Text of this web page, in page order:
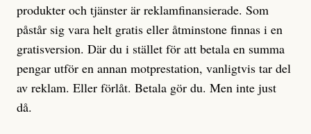
produkter och tjänster är reklamfinansierade. Som
påstår sig vara helt gratis eller åtminstone finnas i en
gratisversion. Där du i stället för att betala en summa
pengar utför en annan motprestation, vanligtvis tar del
av reklam. Eller förlåt. Betala gör du. Men inte just
då.